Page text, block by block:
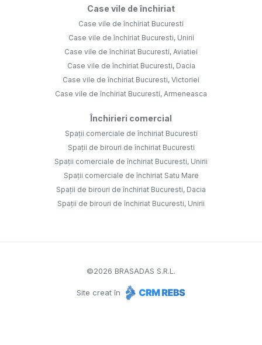
Case vile de închiriat
Case vile de închiriat Bucuresti
Case vile de închiriat Bucuresti, Unirii
Case vile de închiriat Bucuresti, Aviatiei
Case vile de închiriat Bucuresti, Dacia
Case vile de închiriat Bucuresti, Victoriei
Case vile de închiriat Bucuresti, Armeneasca
Închirieri comercial
Spații comerciale de închiriat Bucuresti
Spații de birouri de închiriat Bucuresti
Spații comerciale de închiriat Bucuresti, Unirii
Spații comerciale de închiriat Satu Mare
Spații de birouri de închiriat Bucuresti, Dacia
Spații de birouri de închiriat Bucuresti, Unirii
©2026 BRASADAS S.R.L.
Site creat în